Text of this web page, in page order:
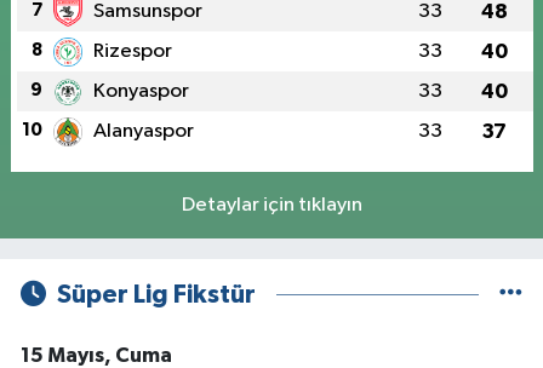
7 Samsunspor 33 48
8 Rizespor 33 40
9 Konyaspor 33 40
10 Alanyaspor 33 37
Detaylar için tıklayın
Süper Lig Fikstür
15 Mayıs, Cuma